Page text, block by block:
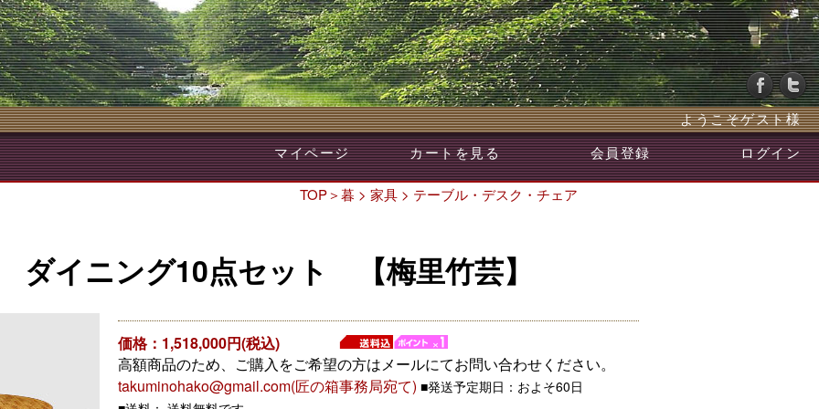
ようこそゲスト様
マイページ
カートを見る 会員登録 ログイン
TOP＞暮 > 家具 > テーブル・デスク・チェア
イニング10点セット 【梅里竹芸】
価格：1,518,000円(税込)
高額商品のため、ご購入をご希望の方はメールにてお問い合わせください。
takuminohako@gmail.com(匠の箱事務局宛て) ■発送予定期日：およそ60日